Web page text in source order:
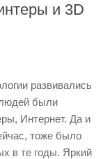
и 3D
развивались
людей были
Интернет. Да и
тоже было
в те годы. Яркий